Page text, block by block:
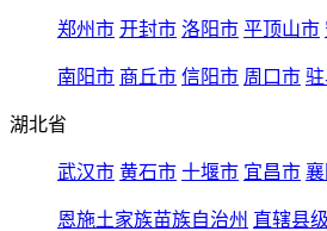
郑州市 开封市 洛阳市 平顶山市
南阳市 商丘市 信阳市 周口市
湖北省
武汉市 黄石市 十堰市 宜昌市
恩施土家族苗族自治州 直辖县级